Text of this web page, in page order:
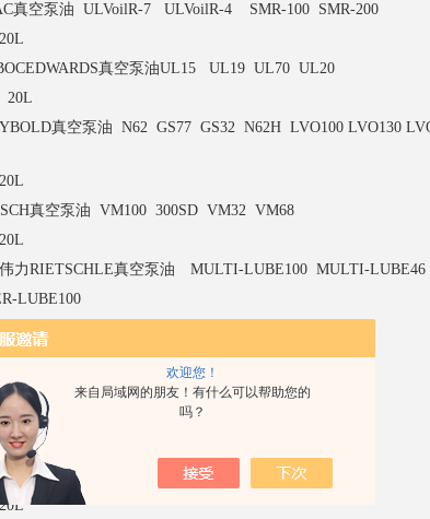
欢迎您！
来自局域网的朋友！有什么可以帮助您的
吗？
真空泵油 ULVoilR-7 ULVoilR-4 SMR-100 SMR-200
真空泵油UL15 UL19 UL70 UL20
真空泵油 N62 GS77 GS32 N62H LVO100 LVO130
真空泵油 VM100 300SD VM32 VM68
力RIETSCHLE真空泵油 MULTI-LUBE100 MULTI-LUBE46
LUBE100
真空泵油 ULVoilR-7 ULVoilR-4 SMR-100
ALCATEL真空泵油 A120 A119 A200
真空泵油 F O-100 LUBE-M100